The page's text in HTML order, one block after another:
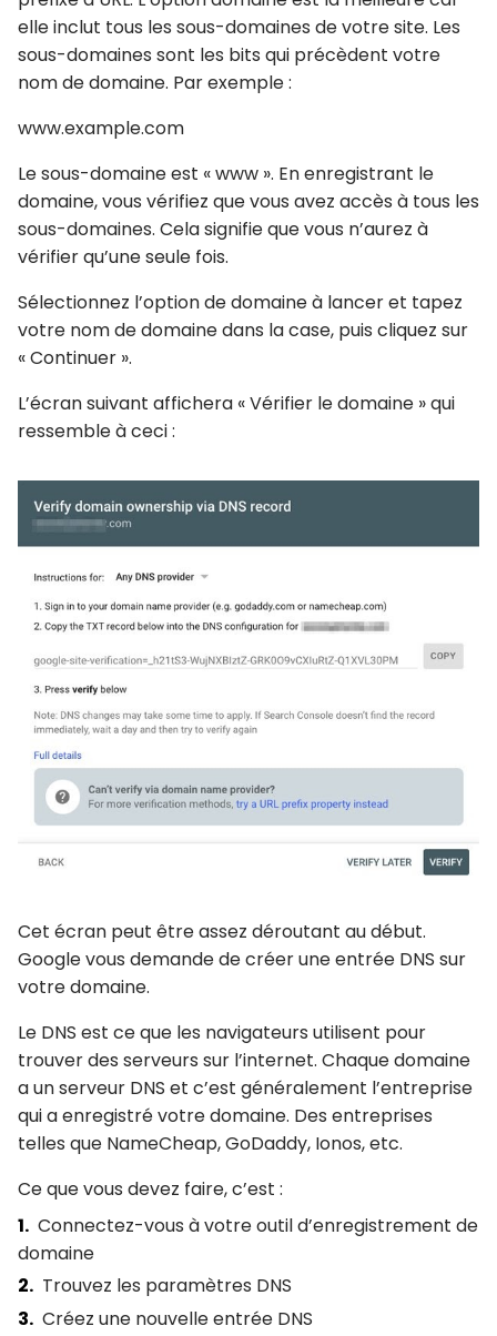
elle inclut tous les sous-domaines de votre site. Les
sous-domaines sont les bits qui précèdent votre
nom de domaine. Par exemple :
www.example.com
Le sous-domaine est « www ». En enregistrant le
domaine, vous vérifiez que vous avez accès à tous les
sous-domaines. Cela signifie que vous n’aurez à
vérifier qu’une seule fois.
Sélectionnez l’option de domaine à lancer et tapez
votre nom de domaine dans la case, puis cliquez sur
« Continuer ».
L’écran suivant affichera « Vérifier le domaine » qui
ressemble à ceci :
Cet écran peut être assez déroutant au début.
Google vous demande de créer une entrée DNS sur
votre domaine.
Le DNS est ce que les navigateurs utilisent pour
trouver des serveurs sur l’internet. Chaque domaine
a un serveur DNS et c’est généralement l’entreprise
qui a enregistré votre domaine. Des entreprises
telles que NameCheap, GoDaddy, Ionos, etc.
Ce que vous devez faire, c’est :
Connectez-vous à votre outil d’enregistrement de
domaine
Trouvez les paramètres DNS
Créez une nouvelle entrée DNS